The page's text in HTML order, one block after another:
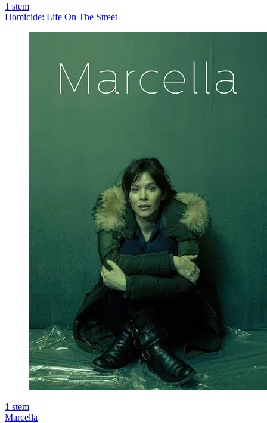
1 stem
Homicide: Life On The Street
1 stem
Marcella